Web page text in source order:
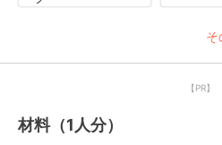
そ
【PR】
材料（1人分）